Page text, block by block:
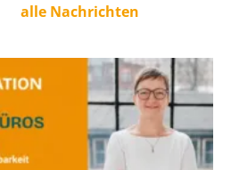
alle Nachrichten